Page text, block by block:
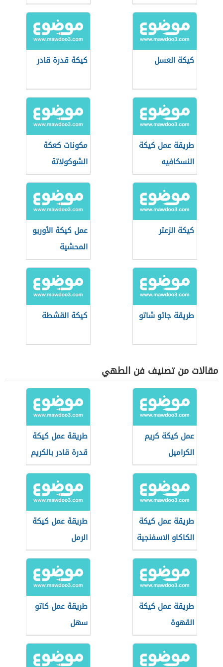
كيكة العسل كيكة قدرة قادر
طريقة عمل كيكة
النسكافيه
مكونات كعكة
الشوكولاتة
كيكة الزعتر
عمل كيكة الأوريو
المحشية
طريقة جاتو شاتو كيكة القشطة
مقالات من تصنيف فن الطهي
عمل كيكة كريم
الكراميل
طريقة عمل كيكة
قدرة قادر بالكريم
كراميل الجاهز
طريقة عمل كيكة
الكاكاو الاسفنجية
طريقة عمل كيكة
الرمل
طريقة عمل كيكة
القهوة
طريقة عمل كاتو
سهل